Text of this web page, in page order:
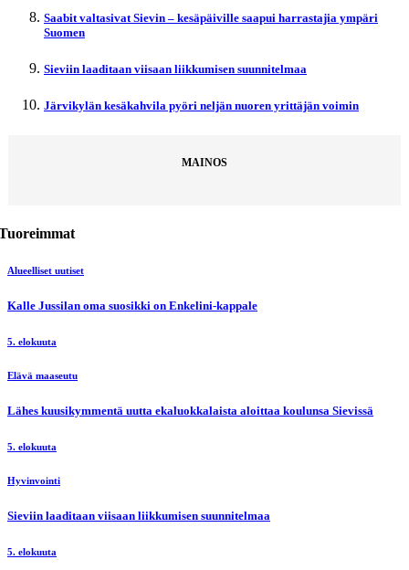
Saabit valtasivat Sievin – kesäpäiville saapui harrastajia ympäri
Suomen
Sieviin laaditaan viisaan liikkumisen suunnitelmaa
Järvikylän kesäkahvila pyöri neljän nuoren yrittäjän voimin
MAINOS
Alueelliset uutiset
Kalle Jussilan oma suosikki on Enkelini-kappale
5. elokuuta
Elävä maaseutu
Lähes kuusikymmentä uutta ekaluokkalaista aloittaa koulunsa Sievissä
5. elokuuta
Hyvinvointi
Sieviin laaditaan viisaan liikkumisen suunnitelmaa
5. elokuuta